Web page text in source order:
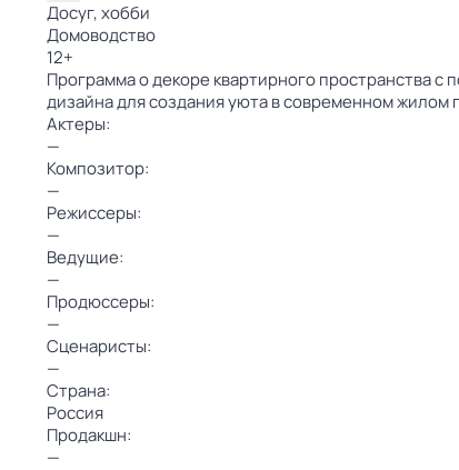
Досуг, хобби
Домоводство
12+
Программа о декоре квартирного пространства
дизайна для создания уюта в современном
Актеры:
—
Композитор:
—
Режиссеры:
—
Ведущие:
—
Продюссеры:
—
Сценаристы:
—
Страна:
Россия
Продакшн:
—